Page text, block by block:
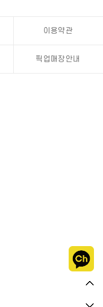
이용약관
픽업매장안내